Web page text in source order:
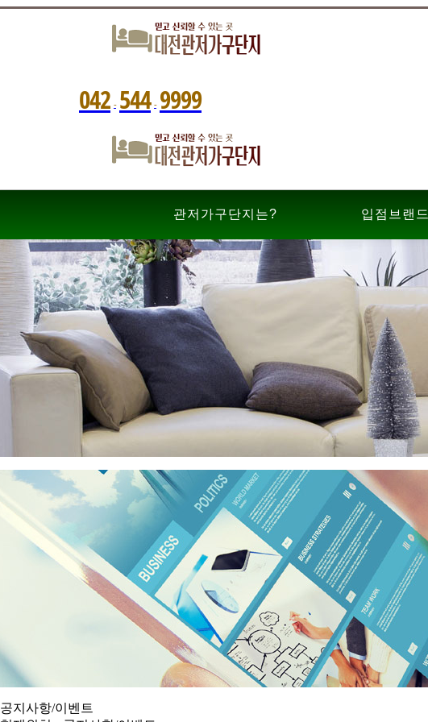
042 - 544 - 9999
관저가구단지는? 입점브랜드
공지사항/이벤트